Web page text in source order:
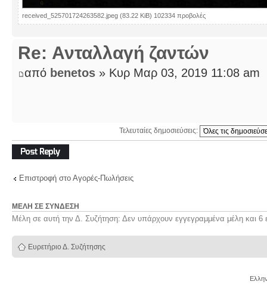
received_525701724263582.jpeg (83.22 KiB) 102334 προβολές
Re: Ανταλλαγή ζαντών
από benetos » Κυρ Μαρ 03, 2019 11:08 am
Τελευταίες δημοσιεύσεις:
Δημιουργία
απάντησης
Επιστροφή στο Αγορές-Πωλήσεις
ΜΈΛΗ ΣΕ ΣΎΝΔΕΣΗ
Μέλη σε αυτή την Δ. Συζήτηση: Δεν υπάρχουν εγγεγραμμένα μέλη και 6
Ευρετήριο Δ. Συζήτησης